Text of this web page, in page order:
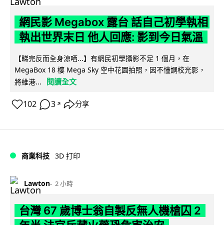
網民影 Megabox 露台 話自己初學執相
執出世界末日 他人回應: 影到今日氣溫
【睇完反而全身涼哂...】有網民初學攝影不足 1 個月，在
MegaBox 18 樓 Mega Sky 空中花園拍照，因不懂調校光影，
將維港...
閱讀全文
102 3 ↗ 分享
商業科技 3D 打印
Lawton 2 小時
台灣 67 歲博士翁自製反無人機槍囚 2